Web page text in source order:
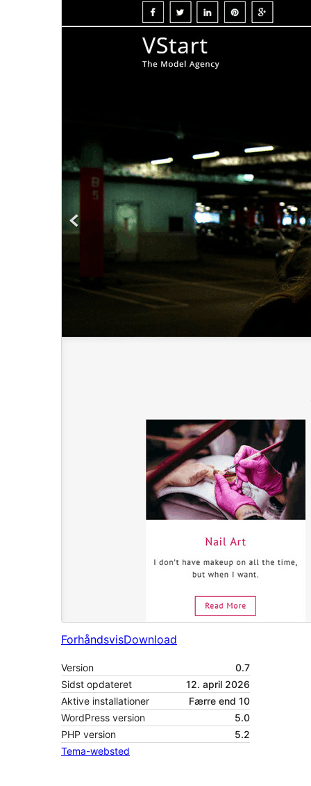
ForhåndsvisDownload
Version
0.7
Sidst opdateret
12. april 2026
Aktive installationer
Færre end 10
WordPress version
5.0
PHP version
5.2
Tema-websted